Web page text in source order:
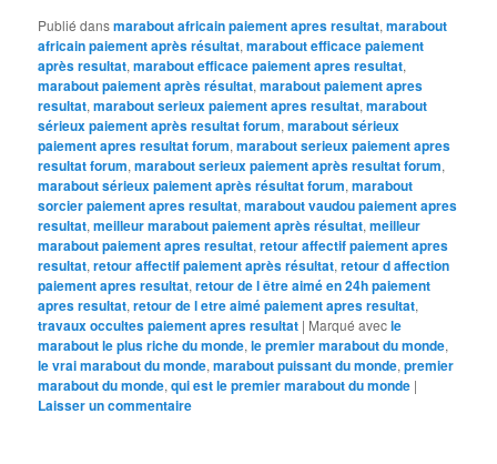
Publié dansmarabout africain paiement apres resultat,marabout
africain paiement après résultat,marabout efficace paiement
après resultat,marabout efficace paiement apres resultat,
marabout paiement après résultat,marabout paiement apres
resultat,marabout serieux paiement apres resultat,marabout
sérieux paiement après resultat forum,marabout sérieux
paiement apres resultat forum,marabout serieux paiement apres
resultat forum,marabout serieux paiement après resultat forum,
marabout sérieux paiement après résultat forum,marabout
sorcier paiement apres resultat,marabout vaudou paiement apres
resultat,meilleur marabout paiement après résultat,meilleur
marabout paiement apres resultat,retour affectif paiement apres
resultat,retour affectif paiement après résultat,retour d affection
paiement apres resultat,retour de l être aimé en 24h paiement
apres resultat,retour de l etre aimé paiement apres resultat,
travaux occultes paiement apres resultat | Marqué avecle
marabout le plus riche du monde,le premier marabout du monde,
le vrai marabout du monde,marabout puissant du monde,premier
marabout du monde,qui est le premier marabout du monde |
Laisser un commentaire